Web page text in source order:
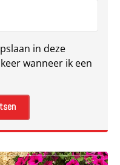
in deze
wanneer ik een